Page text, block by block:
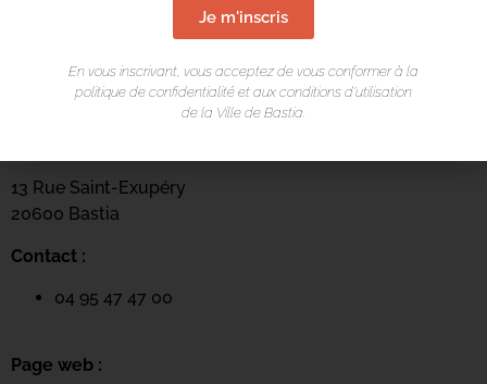
LIEU DE L'ÉVÉNEMENT
13 Rue Saint-Exupéry
20600 Bastia
Contact :
04 95 47 47 00
Page web :
Je m'inscris
En vous inscrivant, vous acceptez de vous conformer à la
politique de confidentialité et aux conditions d’utilisation
de la Ville de Bastia.